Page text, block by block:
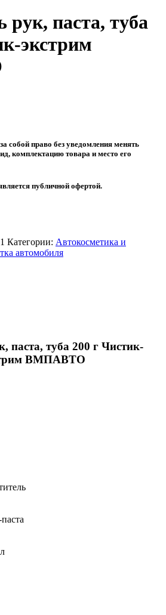
рук, паста, туба
экстрим
собой право без уведомления менять
комплектацию товара и место его
публичной офертой.
Категории: Автокосметика и
автомобиля
паста, туба 200 г Чистик-
ВМПАВТО